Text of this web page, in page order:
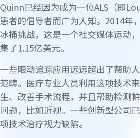
Quinn已经因为成为一位ALS（即
患者的倡导者而广为人知。2014年
冰桶挑战，这是一个社交媒体运动
集了1.15亿美元。
一些眼动追踪应用远远超出了帮助
范畴。医疗专业人员利用这项技术
生、改善手术流程，并且帮助检测
问题，比如近视。一些创新型公司
项技术治疗视力缺陷。